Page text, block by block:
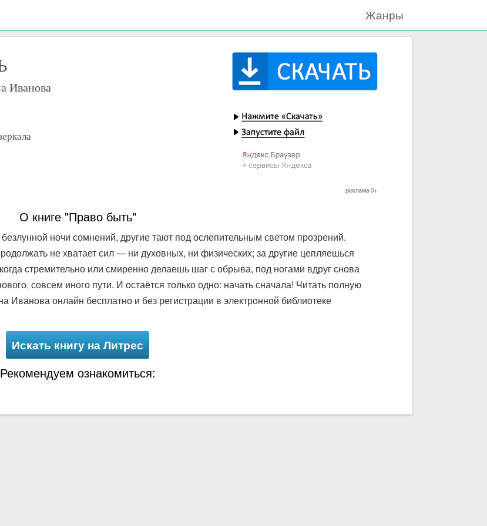
Жанры
Иванова
О книге "Право быть"
ночи сомнений, другие тают под ослепительным светом прозрений.
не хватает сил — ни духовных, ни физических; за другие цепляешься
стремительно или смиренно делаешь шаг с обрыва, под ногами вдруг снова
совсем иного пути. И остаётся только одно: начать сначала! Читать полную
Иванова онлайн бесплатно и без регистрации в электронной библиотеке
Искать книгу на Литрес
Рекомендуем ознакомиться: